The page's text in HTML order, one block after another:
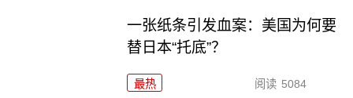
一张纸条引发血案：美国为何要
替日本“托底”？
最热 阅读 5084